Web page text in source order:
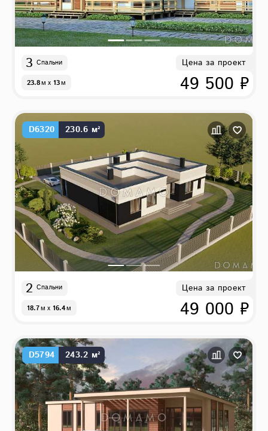
3 Спальни
23.8м x 13м
Цена за проект
49 500 ₽
D6320 230.6 м²
2 Спальни
18.7м x 16.4м
Цена за проект
49 000 ₽
D5794 243.2 м²